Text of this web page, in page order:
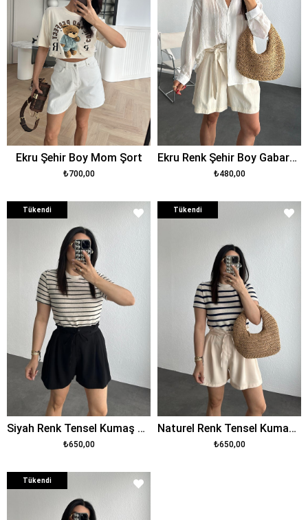
Ekru Şehir Boy Mom Şort
₺700,00
Ekru Renk Şehir Boy Gabardin Şort
₺480,00
Tükendi
Siyah Renk Tensel Kumaş Rahat Kalıp Şort
₺650,00
Tükendi
Naturel Renk Tensel Kumaş Rahat Kalıp Şort
₺650,00
Tükendi